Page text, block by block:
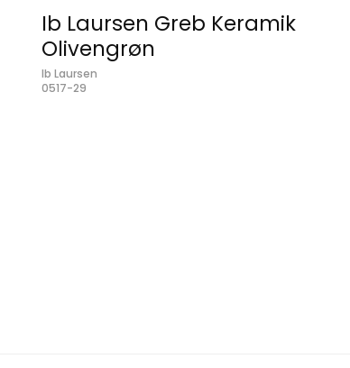
Ib Laursen Greb Keramik
Olivengrøn
Ib Laursen
0517-29